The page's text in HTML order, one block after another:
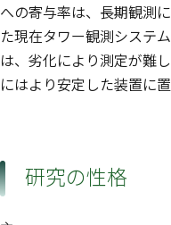
への寄与率は、長期観測
た現在タワー観測システ
は、劣化により測定が難
にはより安定した装置に
研究の性格